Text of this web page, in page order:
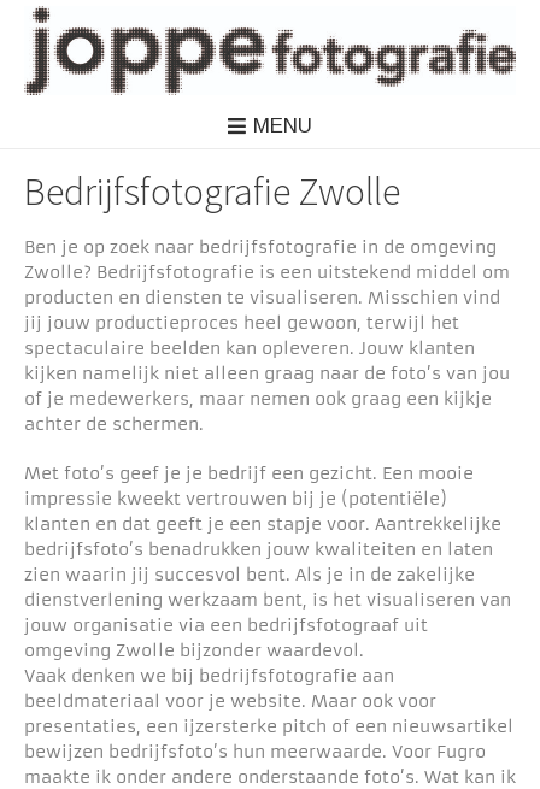
MENU
Bedrijfsfotografie Zwolle
Ben je op zoek naar bedrijfsfotografie in de omgeving
Zwolle? Bedrijfsfotografie is een uitstekend middel om
producten en diensten te visualiseren. Misschien vind
jij jouw productieproces heel gewoon, terwijl het
spectaculaire beelden kan opleveren. Jouw klanten
kijken namelijk niet alleen graag naar de foto’s van jou
of je medewerkers, maar nemen ook graag een kijkje
achter de schermen.
Met foto’s geef je je bedrijf een gezicht. Een mooie
impressie kweekt vertrouwen bij je (potentiële)
klanten en dat geeft je een stapje voor. Aantrekkelijke
bedrijfsfoto’s benadrukken jouw kwaliteiten en laten
zien waarin jij succesvol bent. Als je in de zakelijke
dienstverlening werkzaam bent, is het visualiseren van
jouw organisatie via een bedrijfsfotograaf uit
omgeving Zwolle bijzonder waardevol.
Vaak denken we bij bedrijfsfotografie aan
beeldmateriaal voor je website. Maar ook voor
presentaties, een ijzersterke pitch of een nieuwsartikel
bewijzen bedrijfsfoto’s hun meerwaarde. Voor Fugro
maakte ik onder andere onderstaande foto’s. Wat kan ik